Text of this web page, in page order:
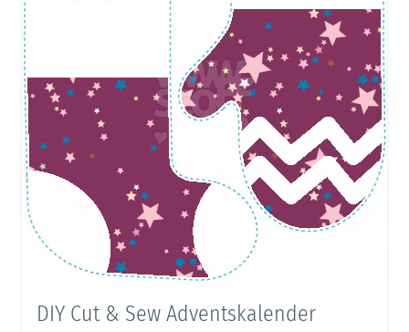
DIY Cut & Sew Adventskalender